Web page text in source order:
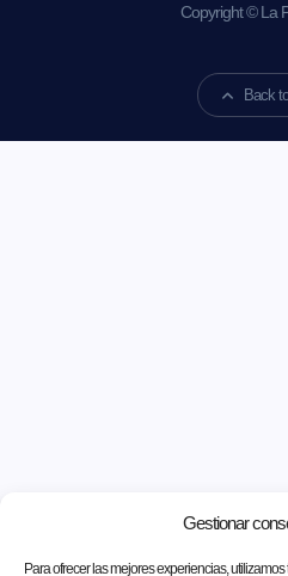
Gestionar
Para ofrecer las mejores experiencias,
Copyright © La
Back